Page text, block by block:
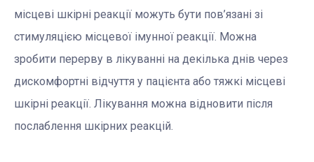
місцеві шкірні реакції можуть бути пов’язані зі
стимуляцією місцевої імунної реакції. Можна
зробити перерву в лікуванні на декілька днів через
дискомфортні відчуття у пацієнта або тяжкі місцеві
шкірні реакції. Лікування можна відновити після
послаблення шкірних реакцій.